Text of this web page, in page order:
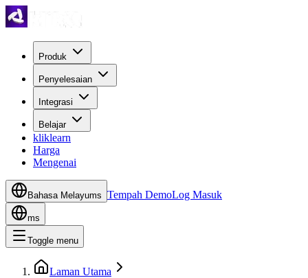
Produk
Penyelesaian
Integrasi
Belajar
kliklearn
Harga
Mengenai
Bahasa Melayums Tempah DemoLog Masuk
ms
Toggle menu
Laman Utama